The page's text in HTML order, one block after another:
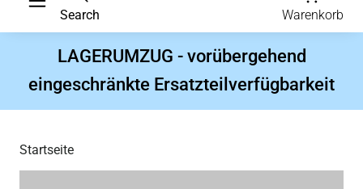
Search Warenkorb
LAGERUMZUG - vorübergehend
eingeschränkte Ersatzteilverfügbarkeit
Startseite